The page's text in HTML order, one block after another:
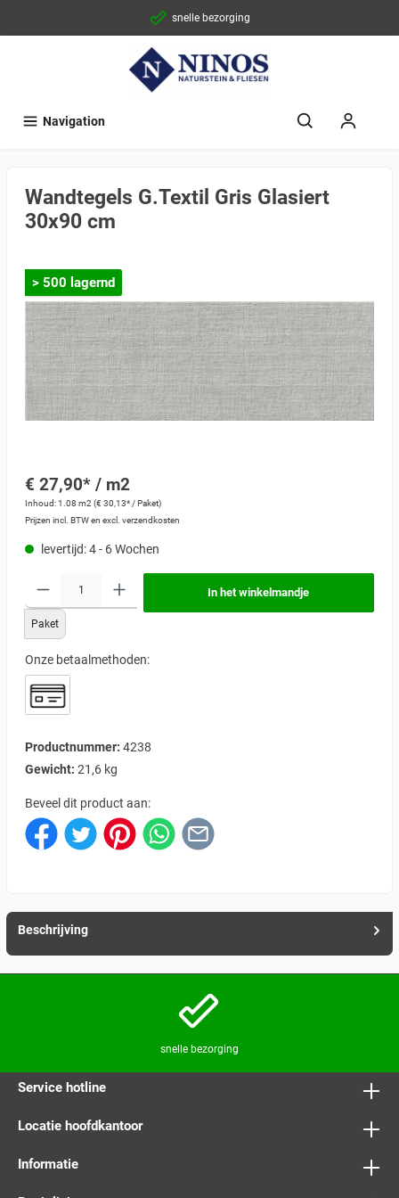
snelle bezorging
Navigation
Wandtegels G.Textil Gris Glasiert
30x90 cm
> 500 lagernd
€ 27,90* / m2
Inhoud:1.08 m2 (€ 30,13* / Paket)
Prijzen incl. BTW en excl. verzendkosten
levertijd: 4 - 6 Wochen
Paket
In het winkelmandje
Onze betaalmethoden:
Productnummer: 4238
Gewicht: 21,6 kg
Beveel dit product aan:
Beschrijving
snelle bezorging
Service hotline
Locatie hoofdkantoor
Informatie